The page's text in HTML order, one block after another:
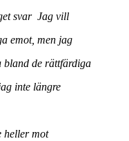
svar Jag vill
emot, men jag
bland de rättfärdiga
inte längre
heller mot